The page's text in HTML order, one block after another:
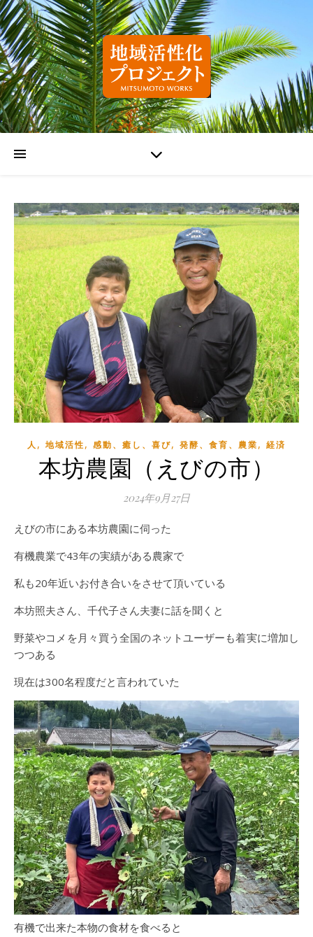
人 , 地域活性, 感動、癒し、喜び, 発酵、食育、農業, 経済
本坊農園（えびの市）
2024年9月27日
えびの市にある本坊農園に伺った
有機農業で43年の実績がある農家で
私も20年近いお付き合いをさせて頂いている
本坊照夫さん、千代子さん夫妻に話を聞くと
野菜やコメを月々買う全国のネットユーザーも着実に増加し
つつある
現在は300名程度だと言われていた
有機で出来た本物の食材を食べると